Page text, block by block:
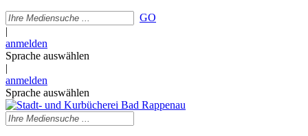
GO
|
anmelden
Sprache auswählen
|
anmelden
Sprache auswählen